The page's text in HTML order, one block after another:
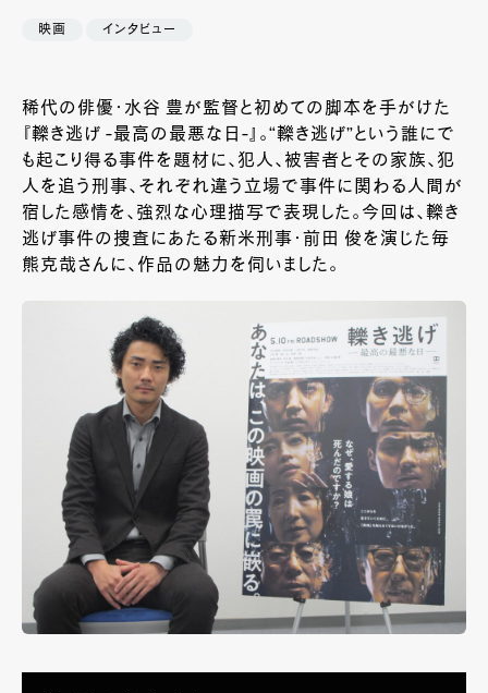
映画 インタビュー
稀代の俳優・水谷 豊が監督と初めての脚本を手がけた
『轢き逃げ -最高の最悪な日-』。“轢き逃げ”という誰にで
も起こり得る事件を題材に、犯人、被害者とその家族、犯
人を追う刑事、それぞれ違う立場で事件に関わる人間が
宿した感情を、強烈な心理描写で表現した。今回は、轢き
逃げ事件の捜査にあたる新米刑事・前田 俊を演じた毎
熊克哉さんに、作品の魅力を伺いました。